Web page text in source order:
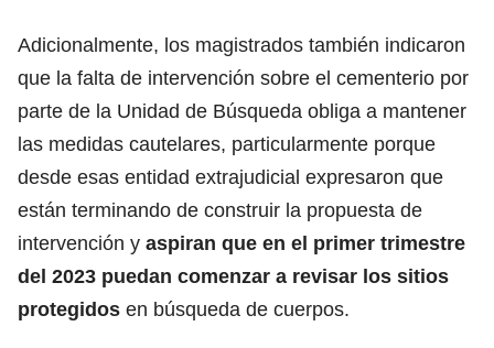
Adicionalmente, los magistrados también indicaron
que la falta de intervención sobre el cementerio por
parte de la Unidad de Búsqueda obliga a mantener
las medidas cautelares, particularmente porque
desde esas entidad extrajudicial expresaron que
están terminando de construir la propuesta de
intervención y aspiran que en el primer trimestre
del 2023 puedan comenzar a revisar los sitios
protegidos en búsqueda de cuerpos.